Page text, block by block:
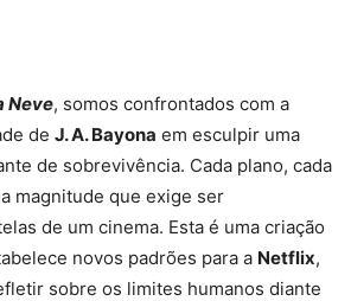
Neve, somos confrontados com a
de J. A. Bayona em esculpir uma
de sobrevivência. Cada plano, cada
magnitude que exige ser
de um cinema. Esta é uma criação
novos padrões para a Netflix,
sobre os limites humanos diante